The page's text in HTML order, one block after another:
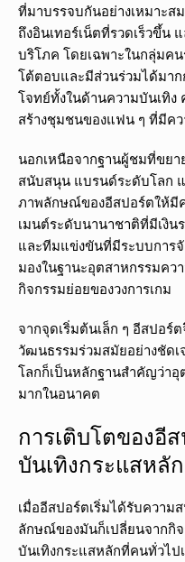
ที่มาบรรจบกันอย่างเหมาะส
ถึงอินเทอร์เน็ตที่รวดเร็วขึ้น
บริโภค โดยเฉพาะในกลุ่มค
โต้ตอบและมีส่วนร่วมได้มา
โจทย์ทั้งในด้านความบันเทิง
สร้างชุมชนของแฟน ๆ ที่มีค
นอกเหนือจากฐานผู้ชมที่ขย
สนับสนุน แบรนด์ระดับโลก
ภาพลักษณ์ของอีสปอร์ตให้มี
เมนต์ระดับนานาชาติที่มีเงิ
และทีมแข่งขันที่มีระบบการจั
มองในฐานะอุตสาหกรรมคว
กิจกรรมย่อยของวงการเกม
จากจุดเริ่มต้นเล็ก ๆ อีสปอร์
วัฒนธรรมร่วมสมัยอย่างชัด
โลกก็เป็นหลักฐานสำคัญว่า
มากในอนาคต
การเติบโตของอี
บันเทิงกระแสหลัก
เมื่ออีสปอร์ตเริ่มได้รับความ
ลักษณ์ของมันก็เปลี่ยนจากกิ
บันเทิงกระแสหลักที่คนทั่วไ